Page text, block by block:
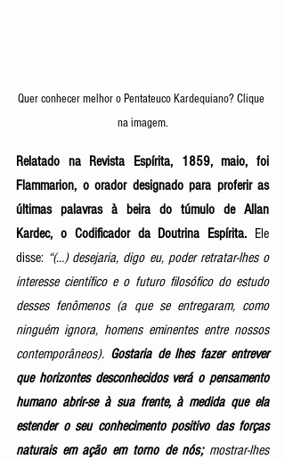
Quer conhecer melhor o Pentateuco Kardequiano? Clique
na imagem.
Relatado na Revista Espírita, 1859, maio, foi
Flammarion, o orador designado para proferir as
últimas palavras à beira do túmulo de Allan
Kardec, o Codificador da Doutrina Espírita. Ele
disse: “(...) desejaria, digo eu, poder retratar-lhes o
interesse científico e o futuro filosófico do estudo
desses fenômenos (a que se entregaram, como
ninguém ignora, homens eminentes entre nossos
contemporâneos). Gostaria de lhes fazer entrever
que horizontes desconhecidos verá o pensamento
humano abrir-se à sua frente, à medida que ela
estender o seu conhecimento positivo das forças
naturais em ação em torno de nós; mostrar-lhes